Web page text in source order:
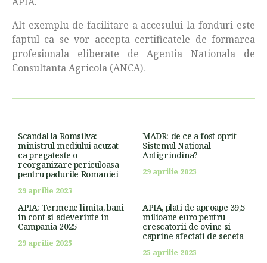
Alt exemplu de facilitare a accesului la fonduri este
faptul ca se vor accepta certificatele de formarea
profesionala eliberate de Agentia Nationala de
Consultanta Agricola (ANCA).
Scandal la Romsilva:
ministrul mediului acuzat
ca pregateste o
reorganizare periculoasa
pentru padurile Romaniei
29 aprilie 2025
MADR: de ce a fost oprit
Sistemul National
Antigrindina?
29 aprilie 2025
APIA: Termene limita, bani
in cont si adeverinte in
Campania 2025
29 aprilie 2025
APIA, plati de aproape 39,5
milioane euro pentru
crescatorii de ovine si
caprine afectati de seceta
25 aprilie 2025